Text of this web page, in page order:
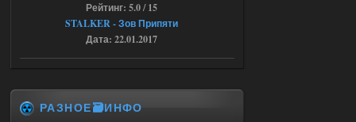
Последний рассвет - Эпизод 1
Рейтинг: 5.0 / 15
STALKER - Зов Припяти
Дата: 22.01.2017
РАЗНОЕ🗃️ИНФО